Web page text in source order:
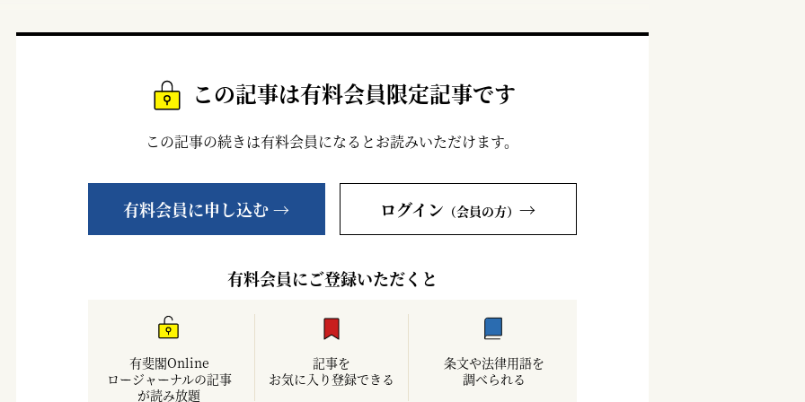
この記事は有料会員限定記事です
この記事の続きは有料会員になるとお読みいただけます。
有料会員に申し込む → ログイン （会員の方） →
有料会員にご登録いただくと
有斐閣Online
ロージャーナルの記事
が読み放題
記事を
お気に入り登録できる
条文や法律用語を
調べられる